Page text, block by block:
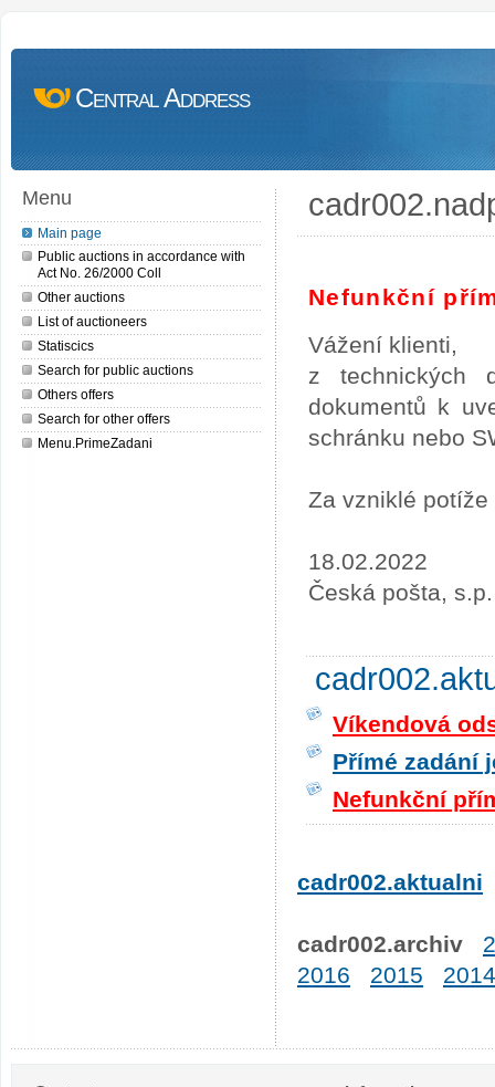
Central Address
Menu
Main page
Public auctions in accordance with
Act No. 26/2000 Coll
Other auctions
List of auctioneers
Statiscics
Search for public auctions
Others offers
Search for other offers
Menu.PrimeZadani
Nefunkční
Vážení klienti,
z technických
dokumentů k
schránku nebo
Za vzniklé
18.02.2022
Česká pošta, s.p.
Víkendová
Přímé zadání
Nefunkční
cadr002.aktualni
cadr002.archiv
2016
2015 2014